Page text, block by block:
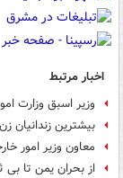
اخبار مرتبط
وزیر اسبق وزارت
بیشترین زندانیان
معاون وزیر امور
از بحران یمن تا